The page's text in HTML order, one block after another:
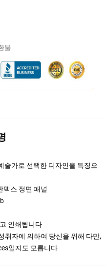
불
술가로 선택한 디자인을 특징으
덱스 정면 패널
인쇄됩니다
취자에 의하여 당신을 위해 다만,
일지도 모릅니다